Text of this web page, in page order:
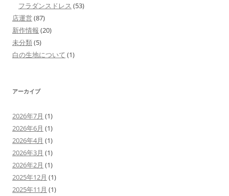
フラダンスドレス (53)
店運営(87)
新作情報 (20)
未分類(5)
白の生地について (1)
アーカイブ
2026年7月 (1)
2026年6月 (1)
2026年4月 (1)
2026年3月 (1)
2026年2月 (1)
2025年12月 (1)
2025年11月 (1)